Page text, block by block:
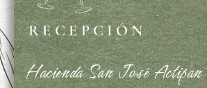
RECEPCIÓN
Hacienda San José Actipan